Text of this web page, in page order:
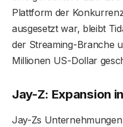
Plattform der
ausgesetzt war, bleibt
der Streaming-Branche
Millionen US-Dollar
Jay-Z: Expansion
Jay-Zs